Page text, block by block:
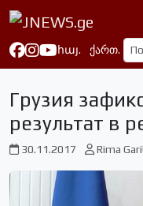
հայ. ქართ.
Грузия
результат в
30.11.2017 Rima